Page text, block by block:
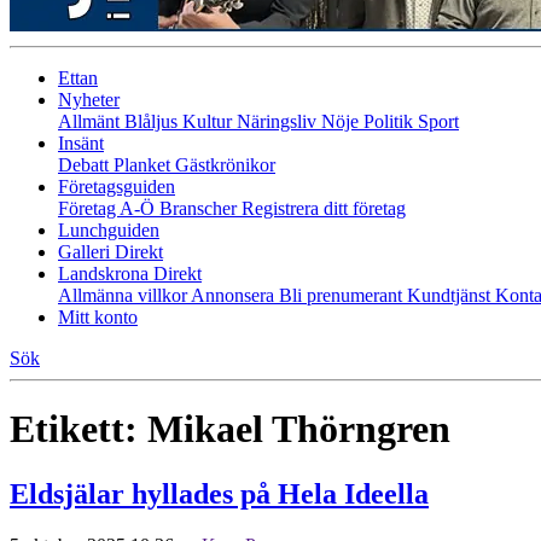
Ettan
Nyheter
Allmänt Blåljus KulturNäringsliv Nöje Politik Sport
Insänt
Debatt Planket Gästkrönikor
Företagsguiden
Företag A-Ö BranscherRegistrera ditt företag
Lunchguiden
Galleri Direkt
Landskrona Direkt
Allmänna villkorAnnonsera Bli prenumerant Kundtjänst
Mitt konto
Sök
Etikett: Mikael Thörngren
Eldsjälar hyllades på Hela Ideella